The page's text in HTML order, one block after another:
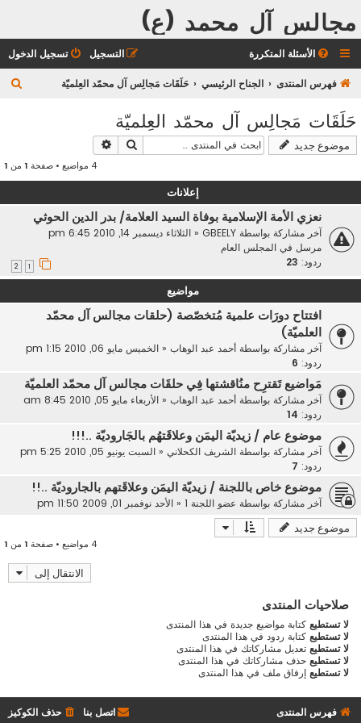
مجالس آل محمد (ع)
الأسئلة المتكررة تسجيل الدخول التسجيل
فهرس المنتدى الجناح الرئيسي حَلَقَات مَجالِس آل محمّد العِلميّة
حَلَقَات مَجالِس آل محمّد العِلميّة
موضوع جديد بحث
4 مواضيع • صفحة 1 من 1
إعلانات
نعزي الأمة الإسلامية بوفاة السيد العلامة/ بدر الدين الحوثي
آخر مشاركة بواسطة GBEELY
« الثلاثاء ديسمبر 14, 2010 6:45 pm
مرسل في المجلس العام
ردود: 23
1
2
مواضيع
افتتاح دورَات علمية مُتخصّصة (حلقات مجالس آل محمّد
العلميّة)
آخر مشاركة بواسطة أحمد عبد الوهاب « الخميس مايو 06, 2010 1:15 pm
ردود: 6
مَواضيع تَقترِح منُاقشتها فِي حلقَات مجالس آل محمّد العلميّة
آخر مشاركة بواسطة أحمد عبد الوهاب « الأربعاء مايو 05, 2010 8:45 am
ردود: 14
موضوع عام / زيديّة اليمَن وعلاقَتهُم بالجَاروديّة ..!!!
آخر مشاركة بواسطة الشريف الكحلاني « السبت يونيو 05, 2010 5:25 pm
ردود: 7
موضوع خاص باللجنة / زيديّة اليمَن وعلاقَتهم بالجاروديّة ..!!
آخر مشاركة بواسطة عضو اللجنة 1 « الأحد نوفمبر 01, 2009 11:50 pm
موضوع جديد
4 مواضيع • صفحة 1 من 1
الانتقال إلى
صلاحيات المنتدى
لا تستطيع كتابة مواضيع جديدة في هذا المنتدى
لا تستطيع كتابة ردود في هذا المنتدى
لا تستطيع تعديل مشاركاتك في هذا المنتدى
لا تستطيع حذف مشاركاتك في هذا المنتدى
لا تستطيع إرفاق ملف في هذا المنتدى
فهرس المنتدى حذف الكوكيز اتصل بنا